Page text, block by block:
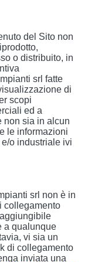
del Sito non
o distribuito, in
srl fatte
di
scopi
ed a
non sia in alcun
le informazioni
o industriale ivi
srl non è in
collegamento
a qualunque
vi sia un
di collegamento
inviata una